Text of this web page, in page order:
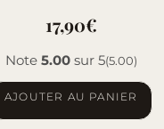
17,90€
Note 5.00sur 5(5.00)
AJOUTER AU PANIER